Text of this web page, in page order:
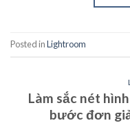
Posted inLightroom
Làm sắc nét
bước đơn